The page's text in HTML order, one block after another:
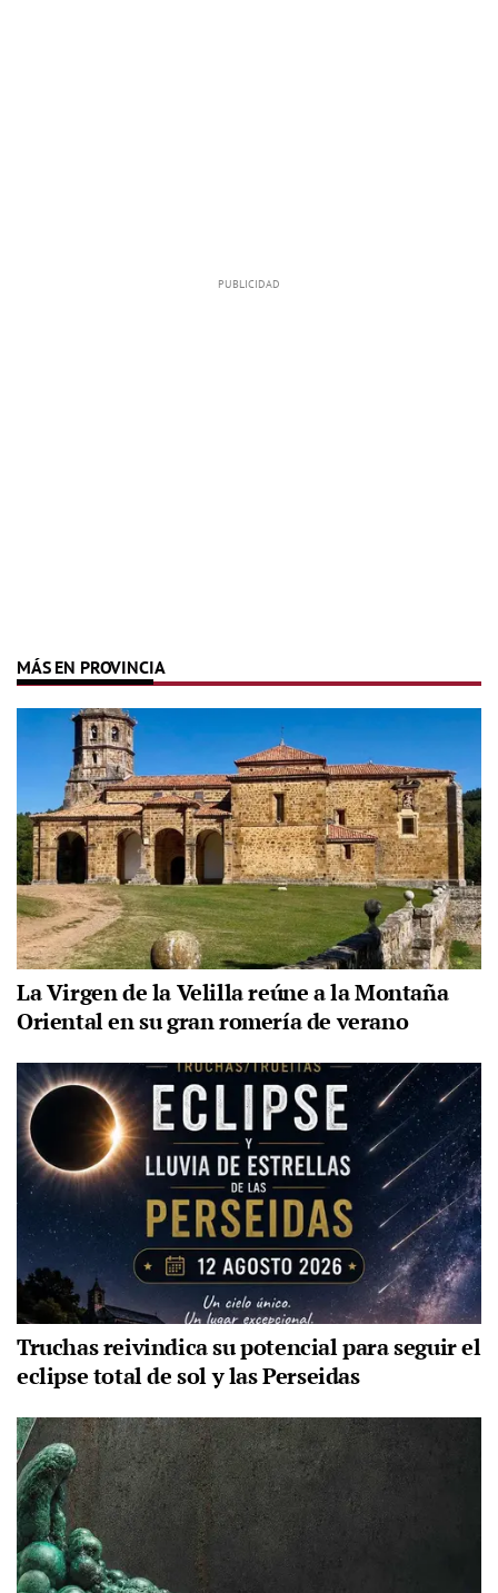
MÁS EN PROVINCIA
La Virgen de la Velilla reúne a la Montaña
Oriental en su gran romería de verano
Truchas reivindica su potencial para seguir el
eclipse total de sol y las Perseidas